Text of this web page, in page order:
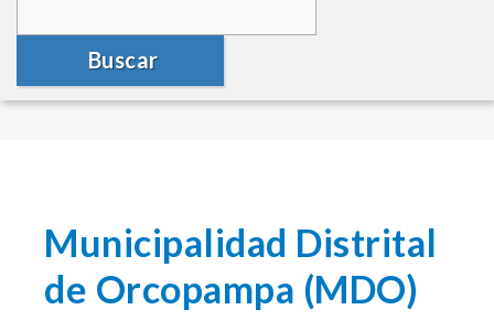
Buscar
Municipalidad Distrital
de Orcopampa (MDO)